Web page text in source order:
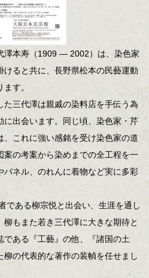
澤本寿（1909 ― 2002）は、染色家
けると共に、長野県松本の民藝運動
す。
三代澤は親戚の染料店を手伝う為
に出会います。同じ頃、染色家・芹
これに強い感銘を受け染色家の道
案の考案から染めまでの全工程を一
パネル、のれんに着物など実に多彩
ある柳宗悦と出会い、生涯を通し
もまた若き三代澤に大きな期待と
ある『工藝』の他、『諸国の土
の代表的な著作の装幀を任せまし